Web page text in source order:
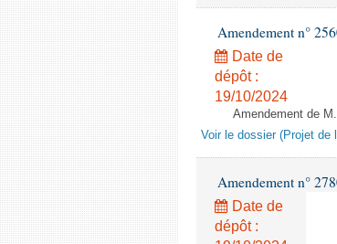
Amendement n°
Date de
dépôt :
19/10/2024
Amendement de
Voir le dossier (Projet de
Amendement n°
Date de
dépôt :